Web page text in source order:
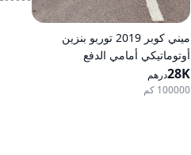
ميني كوبر 2019 توربو بنزين
أوتوماتيكي أمامي الدفع
28Kدرهم
100000 كم